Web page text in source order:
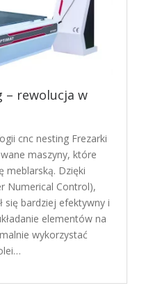
– rewolucja w
cnc nesting Frezarki
maszyny, które
meblarską. Dzięki
Numerical Control),
się bardziej efektywny i
elementów na
wykorzystać